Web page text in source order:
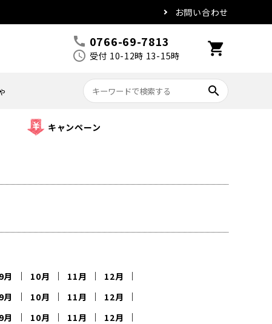
お問い合わせ
call 0766-69-7813
schedule 受付 10-12時 13-15時 shopping_cart
search
キャンペーン
9月 10月 11月
12月
9月 10月 11月
12月
9月 10月 11月
12月